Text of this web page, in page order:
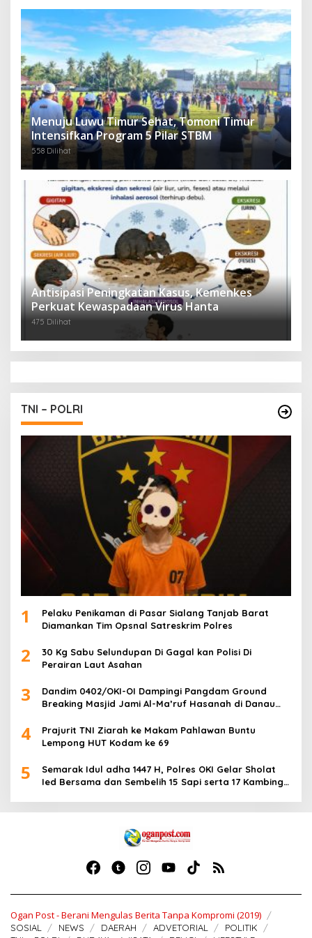
Menuju Luwu Timur Sehat, Tomoni Timur
Intensifkan Program 5 Pilar STBM
558 Dilihat
Antisipasi Peningkatan Kasus, Kemenkes
Perkuat Kewaspadaan Virus Hanta
475 Dilihat
TNI – POLRI
1
Pelaku Penikaman di Pasar Sialang Tanjab Barat
Diamankan Tim Opsnal Satreskrim Polres
2
30 Kg Sabu Selundupan Di Gagal kan Polisi Di
Perairan Laut Asahan
3
Dandim 0402/OKI-OI Dampingi Pangdam Ground
Breaking Masjid Jami Al-Ma’ruf Hasanah di Danau
4
Prajurit TNI Ziarah ke Makam Pahlawan Buntu
Lempong HUT Kodam ke 69
5
Semarak Idul adha 1447 H, Polres OKI Gelar Sholat
Ied Bersama dan Sembelih 15 Sapi serta 17 Kambing
Ogan Post - Berani Mengulas Berita Tanpa Kompromi (2019)
SOSIAL NEWS DAERAH ADVETORIAL
POLITIK